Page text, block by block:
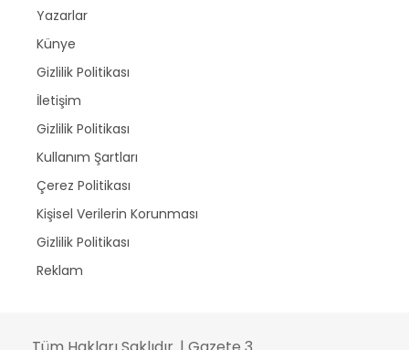
Yazarlar
Künye
Gizlilik Politikası
İletişim
Gizlilik Politikası
Kullanım Şartları
Çerez Politikası
Kişisel Verilerin Korunması
Gizlilik Politikası
Reklam